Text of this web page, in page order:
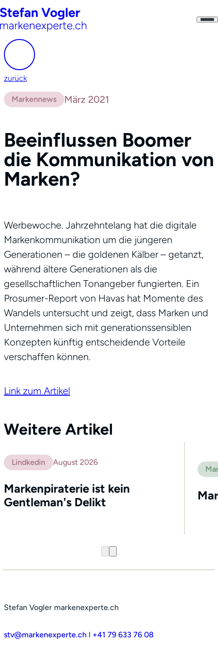
zurück
Markennews März 2021
Beeinflussen Boomer
die Kommunikation von
Marken?
Werbewoche. Jahrzehntelang hat die digitale
Markenkommunikation um die jüngeren
Generationen – die goldenen Kälber – getanzt,
während ältere Generationen als die
gesellschaftlichen Tonangeber fungierten. Ein
Prosumer-Report von Havas hat Momente des
Wandels untersucht und zeigt, dass Marken und
Unternehmen sich mit generationssensiblen
Konzepten künftig entscheidende Vorteile
verschaffen können.
Link zum Artikel
Weitere Artikel
Lindkedin August 2026
Markenpiraterie ist kein
Gentleman's Delikt
Stefan Vogler markenexperte.ch
stv@markenexperte.ch I +41 79 633 76 08